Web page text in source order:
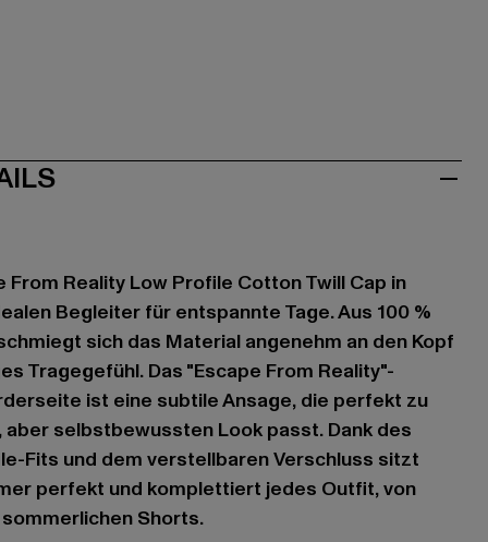
From Reality Low Profile Cotton Twill Cap in
Begleiter für entspannte Tage. Aus 100 %
sich das Material angenehm an den Kopf
Tragegefühl. Das "Escape From Reality"-
ist eine subtile Ansage, die perfekt zu
selbstbewussten Look passt. Dank des
Fits und dem verstellbaren Verschluss sitzt
perfekt und komplettiert jedes Outfit, von
Shorts.